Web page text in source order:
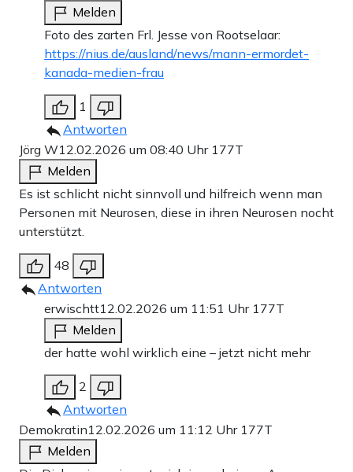
Melden
Foto des zarten Frl. Jesse von Rootselaar:
https://nius.de/ausland/news/mann-ermordet-
kanada-medien-frau
1
Antworten
Jörg W12.02.2026 um 08:40 Uhr 177T
Melden
Es ist schlicht nicht sinnvoll und hilfreich wenn man
Personen mit Neurosen, diese in ihren Neurosen nocht
unterstützt.
48
Antworten
erwischtt12.02.2026 um 11:51 Uhr 177T
Melden
der hatte wohl wirklich eine – jetzt nicht mehr
2
Antworten
Demokratin12.02.2026 um 11:12 Uhr 177T
Melden